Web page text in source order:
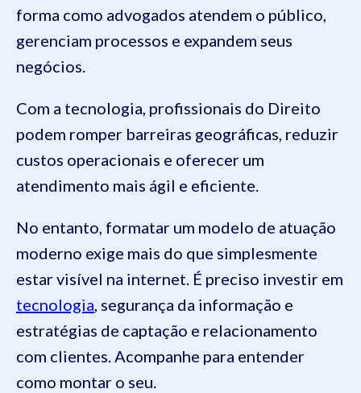
forma como advogados atendem o público,
gerenciam processos e expandem seus
negócios.
Com a tecnologia, profissionais do Direito
podem romper barreiras geográficas, reduzir
custos operacionais e oferecer um
atendimento mais ágil e eficiente.
No entanto, formatar um modelo de atuação
moderno exige mais do que simplesmente
estar visível na internet. É preciso investir em
tecnologia, segurança da informação e
estratégias de captação e relacionamento
com clientes. Acompanhe para entender
como montar o seu.